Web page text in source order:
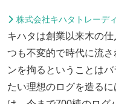
株式会社キハタトレーデ
キハタは創業以来木の
つも不変的で時代に流
ンを拘るということは
たい理想のログを造る